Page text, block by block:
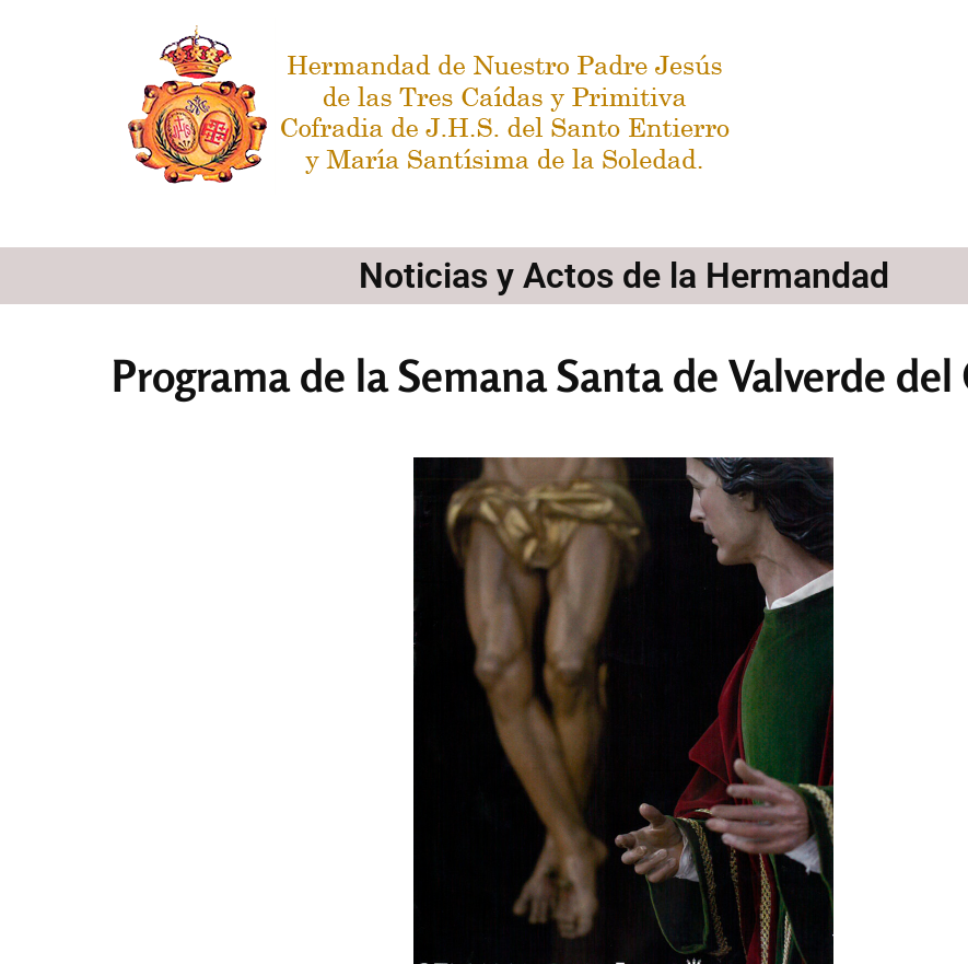
Noticias y Actos de la Hermandad
Programa de la Semana Santa de Valverde del